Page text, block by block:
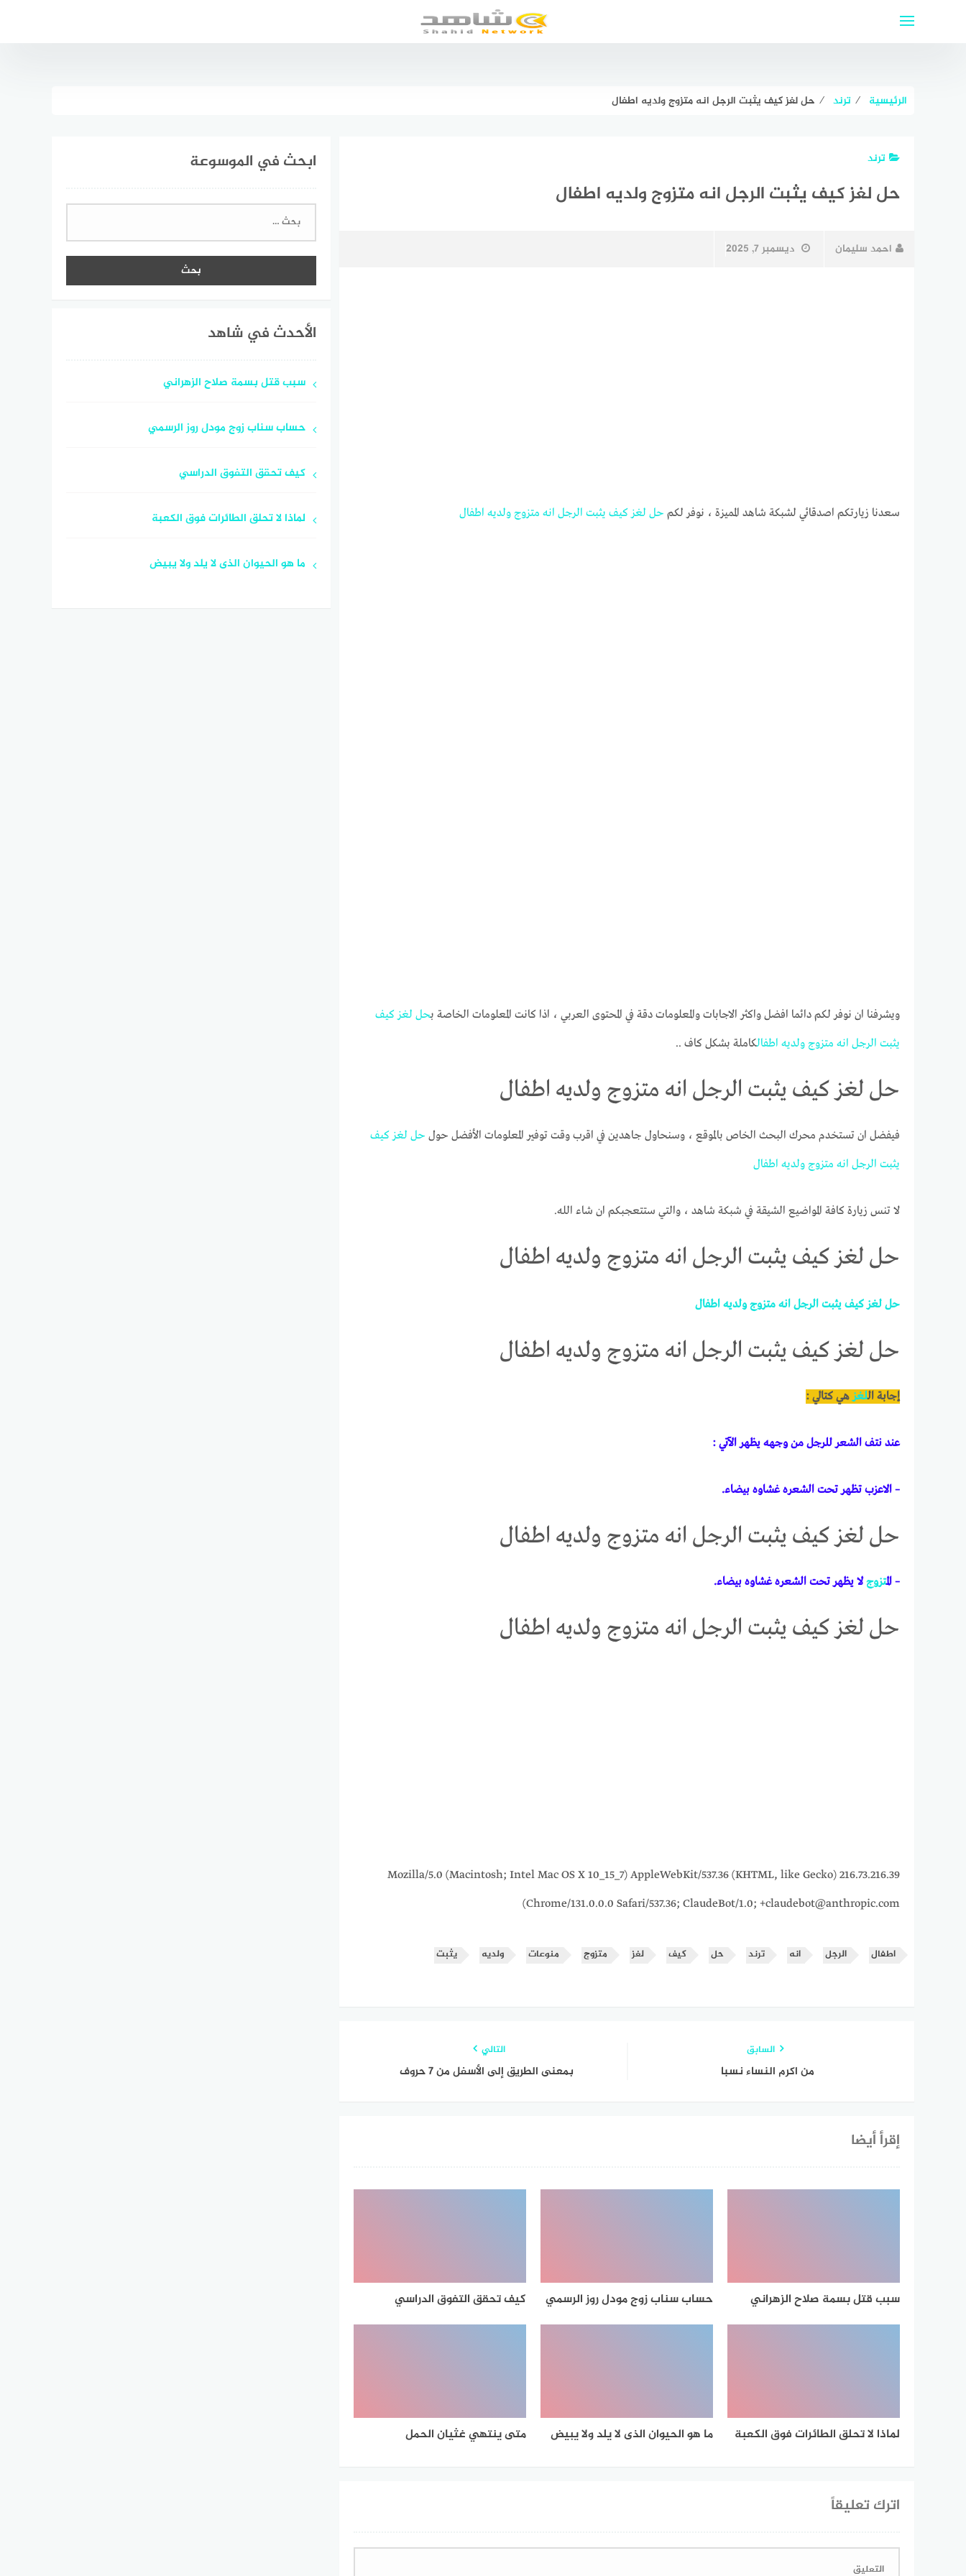
الرئيسية ⁄ ترند ⁄ حل لغز كيف يثبت الرجل انه متزوج ولديه اطفال
ترند
حل لغز كيف يثبت الرجل انه متزوج ولديه اطفال
احمد سليمان ديسمبر 7, 2025
سعدنا زيارتكم اصدقائي لشبكة شاهد المميزة ، نوفر لكم حل لغز كيف يثبت الرجل انه متزوج ولديه اطفال
ويشرفنا ان نوفر لكم دائما افضل واكثر الاجابات والمعلومات دقة في المحتوى العربي ، اذا كانت المعلومات الخاصة بحل لغز كيف
يثبت الرجل انه متزوج ولديه اطفالكاملة بشكل كاف ..
حل لغز كيف يثبت الرجل انه متزوج ولديه اطفال
فيفضل ان تستخدم محرك البحث الخاص بالموقع ، وسنحاول جاهدين في اقرب وقت توفير المعلومات الأفضل حول حل لغز كيف
يثبت الرجل انه متزوج ولديه اطفال
لا تنس زيارة كافة المواضيع الشيقة في شبكة شاهد ، والتي ستتعجبكم ان شاء الله.
حل لغز كيف يثبت الرجل انه متزوج ولديه اطفال
حل لغز كيف يثبت الرجل انه متزوج ولديه اطفال
حل لغز كيف يثبت الرجل انه متزوج ولديه اطفال
إجابة اللغزهي كتالي :
عند نتف الشعر للرجل من وجهه يظهر الآتي :
– الاعزب تظهر تحت الشعره غشاوه بيضاء.
حل لغز كيف يثبت الرجل انه متزوج ولديه اطفال
– المتزوجلا يظهر تحت الشعره غشاوه بيضاء.
حل لغز كيف يثبت الرجل انه متزوج ولديه اطفال
216.73.216.39 Mozilla/5.0 (Macintosh; Intel Mac OS X 10_15_7) AppleWebKit/537.36 (KHTML, like Gecko)
Chrome/131.0.0.0 Safari/537.36; ClaudeBot/1.0; +claudebot@anthropic.com)
اطفال الرجل انه ترند حل كيف لغز متزوج منوعات ولديه يثبت
السابق
من اكرم النساء نسبا
التالي
بمعنى الطريق إلى الأسفل من 7 حروف
إقرأ أيضا
سبب قتل بسمة صلاح الزهراني حساب سناب زوج مودل روز الرسمي كيف تحقق التفوق الدراسي
لماذا لا تحلق الطائرات فوق الكعبة ما هو الحيوان الذى لا يلد ولا يبيض متى ينتهي غثيان الحمل
اترك تعليقاً
ابحث في الموسوعة
البحث
الأحدث في شاهد
سبب قتل بسمة صلاح الزهراني
حساب سناب زوج مودل روز الرسمي
كيف تحقق التفوق الدراسي
لماذا لا تحلق الطائرات فوق الكعبة
ما هو الحيوان الذى لا يلد ولا يبيض